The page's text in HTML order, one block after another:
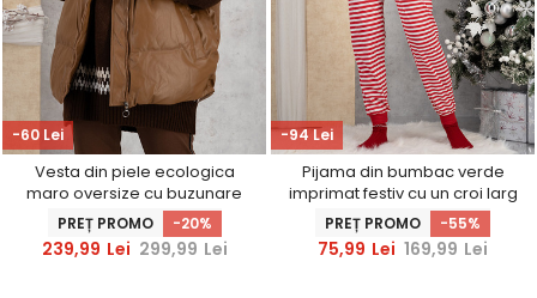
-60 Lei
Vesta din piele ecologica
maro oversize cu buzunare
laterale
PREȚ PROMO -20%
239,99 Lei 299,99 Lei
-94 Lei
Pijama din bumbac verde
imprimat festiv cu un croi larg
si elastic in talie
PREȚ PROMO -55%
75,99 Lei 169,99 Lei